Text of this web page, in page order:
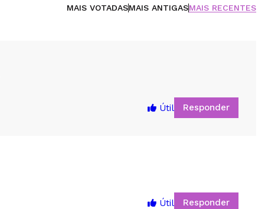
MAIS VOTADASMAIS ANTIGASMAIS RECENTES
Útil Responder
Útil Responder